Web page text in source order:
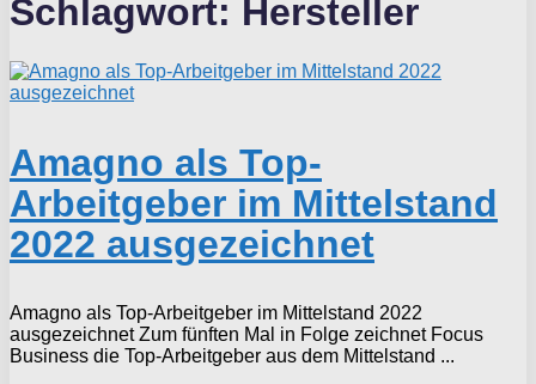
Schlagwort: Hersteller
Amagno als Top-
Arbeitgeber im Mittelstand
2022 ausgezeichnet
Amagno als Top-Arbeitgeber im Mittelstand 2022
ausgezeichnet Zum fünften Mal in Folge zeichnet Focus
Business die Top-Arbeitgeber aus dem Mittelstand ...